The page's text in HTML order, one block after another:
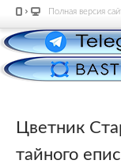
Полная версия
Цветник
тайного